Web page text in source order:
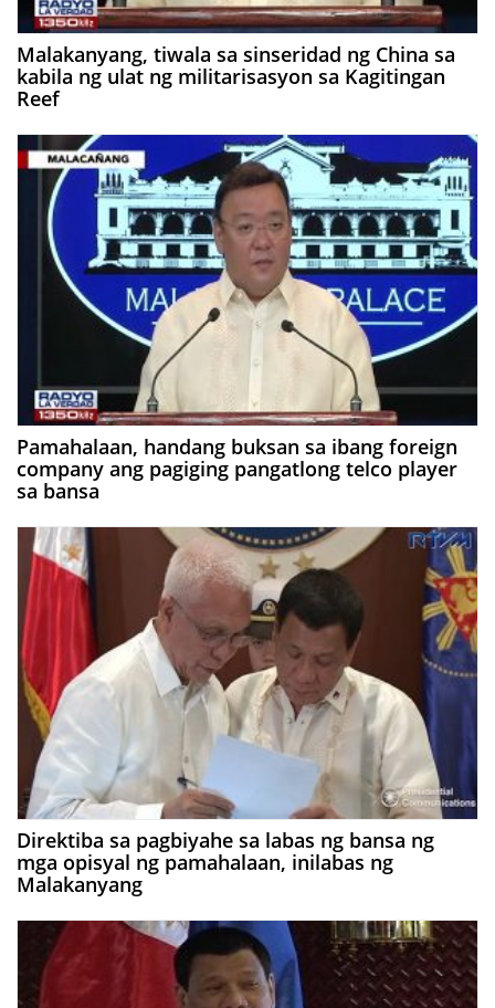
Malakanyang, tiwala sa sinseridad ng China sa
kabila ng ulat ng militarisasyon sa Kagitingan
Reef
Pamahalaan, handang buksan sa ibang foreign
company ang pagiging pangatlong telco player
sa bansa
Direktiba sa pagbiyahe sa labas ng bansa ng
mga opisyal ng pamahalaan, inilabas ng
Malakanyang